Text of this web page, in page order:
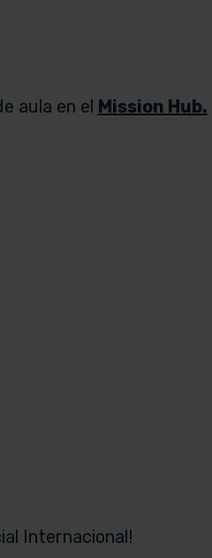
aula en el Mission Hub.
Internacional!